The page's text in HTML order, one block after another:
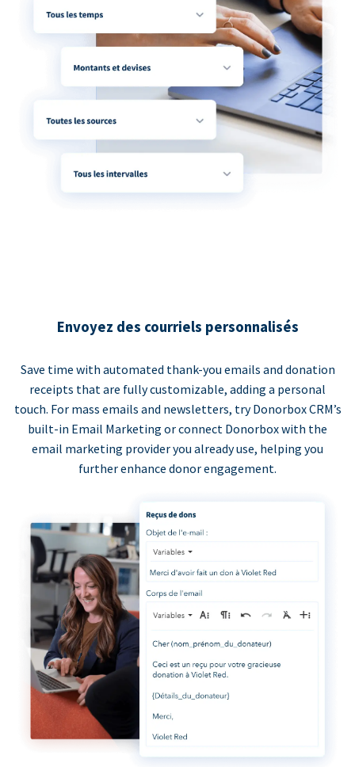
Envoyez des courriels personnalisés
Save time with automated thank-you emails and donation
receipts that are fully customizable, adding a personal
touch. For mass emails and newsletters, try Donorbox CRM’s
built-in Email Marketing or connect Donorbox with the
email marketing provider you already use, helping you
further enhance donor engagement.